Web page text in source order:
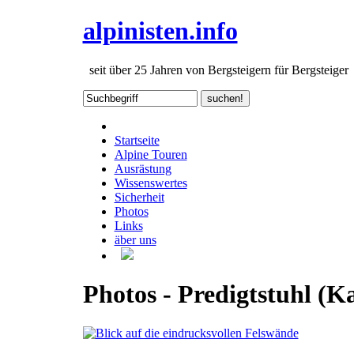
alpinisten.info
seit über 25 Jahren von Bergsteigern für Bergsteiger
Startseite
Alpine Touren
Ausrästung
Wissenswertes
Sicherheit
Photos
Links
äber uns
Photos - Predigtstuhl